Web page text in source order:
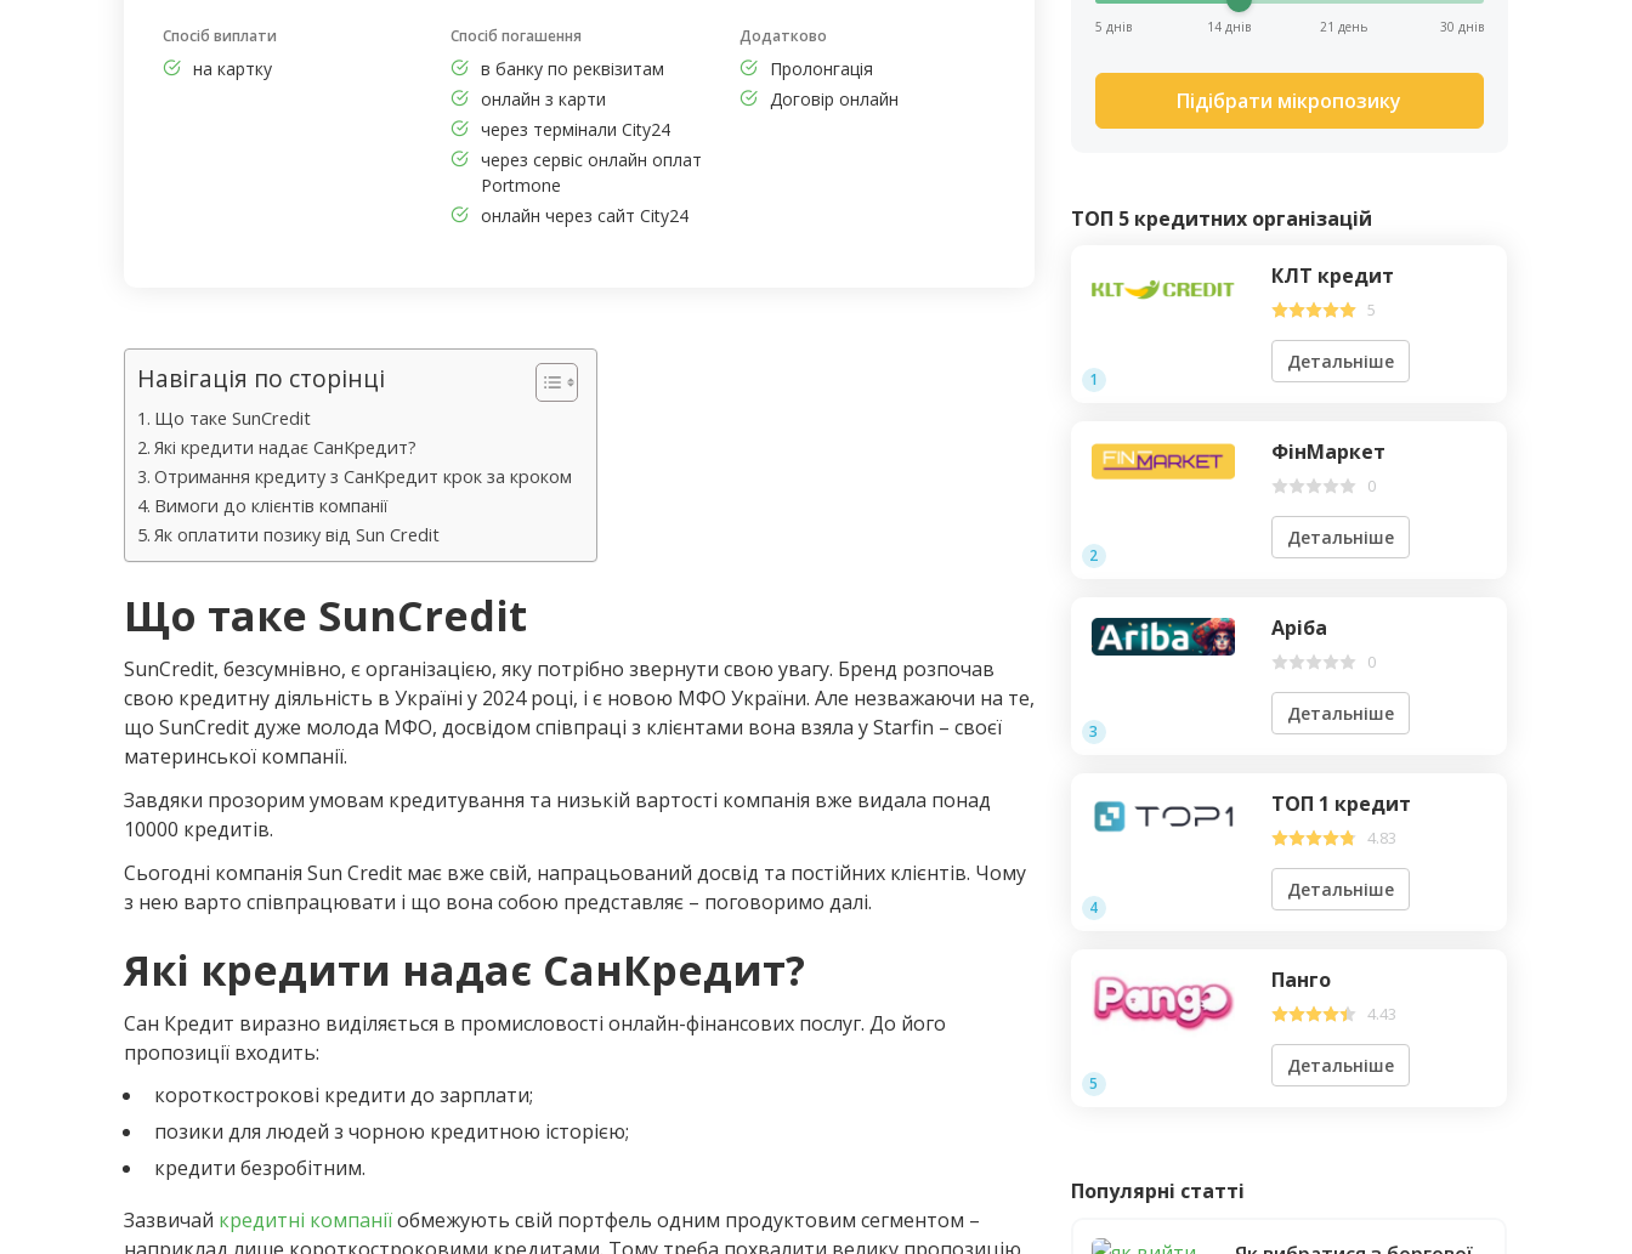
Спосіб виплати
на картку
Спосіб погашення
в банку по реквізитам
онлайн з карти
через термінали City24
через сервіс онлайн оплат
Portmone
онлайн через сайт City24
Додатково
Пролонгація
Договір онлайн
Навігація по сторінці
Що таке SunCredit
Які кредити надає СанКредит?
Отримання кредиту з СанКредит крок за кроком
Вимоги до клієнтів компанії
Як оплатити позику від Sun Credit
Що таке SunCredit
SunCredit, безсумнівно, є організацією, яку потрібно звернути свою увагу. Бренд розпочав
свою кредитну діяльність в Україні у 2024 році, і є новою МФО України. Але незважаючи на те,
що SunCredit дуже молода МФО, досвідом співпраці з клієнтами вона взяла у Starfin – своєї
материнської компанії.
Завдяки прозорим умовам кредитування та низькій вартості компанія вже видала понад
10000 кредитів.
Сьогодні компанія Sun Credit має вже свій, напрацьований досвід та постійних клієнтів. Чому
з нею варто співпрацювати і що вона собою представляє – поговоримо далі.
Які кредити надає СанКредит?
Сан Кредит виразно виділяється в промисловості онлайн-фінансових послуг. До його
пропозиції входить:
короткострокові кредити до зарплати;
позики для людей з чорною кредитною історією;
кредити безробітним.
Зазвичай кредитні компаніїобмежують свій портфель одним продуктовим сегментом –
5 днів 14 днів 21 день 30 днів
Підібрати мікропозику
ТОП 5 кредитних організацій
1
КЛТ кредит
5
Детальніше
2
ФінМаркет
0
Детальніше
3
Аріба
0
Детальніше
4
ТОП 1 кредит
4.83
Детальніше
5
Панго
4.43
Детальніше
Популярні статті